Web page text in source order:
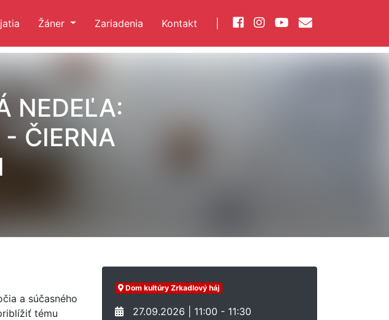
Žáner Zariadenia Kontakt
NEDEĽA:
ČIERNA
a súčasného
tému
Dom kultúry Zrkadlový háj
27.09.2026 | 11:00 - 11:30